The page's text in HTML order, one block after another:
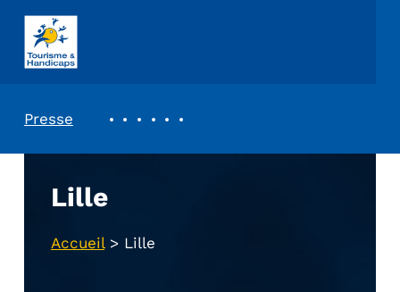
ASSOCIATION TOURISME ET HANDICAPS
Presse
Lille
Accueil> Lille